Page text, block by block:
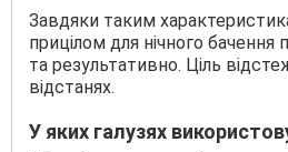
Завдяки таким
прицілом для нічного
та результативно. Ціль
відстанях.
У яких галузях